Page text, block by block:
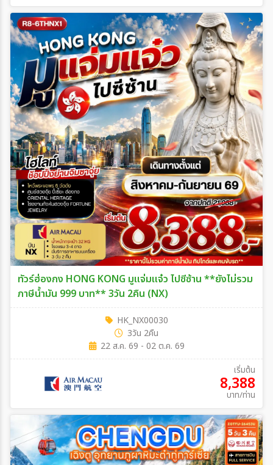
ทัวร์ฮ่องกง HONG KONG มูแจ่มแจ๋ว ไปซีซ้าน **ยังไม่รวม
ภาษีน้ำมัน 999 บาท** 3วัน 2คืน (NX)
HK_NX00030
3วัน 2คืน
22 ส.ค. 69 - 02 ต.ค. 69
เริ่มต้น
8,388
บาท/ท่าน